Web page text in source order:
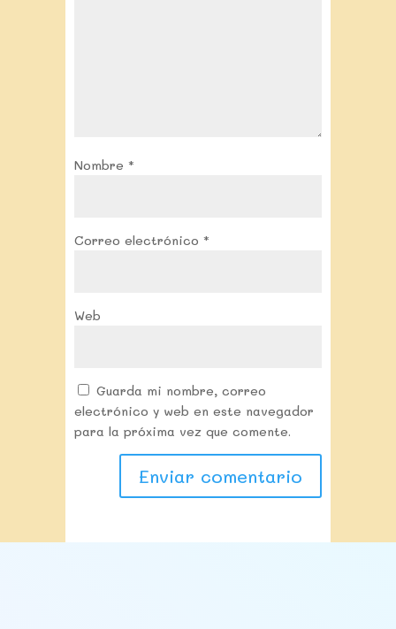
Nombre *
Correo electrónico *
Web
Guarda mi nombre, correo
electrónico y web en este navegador
para la próxima vez que comente.